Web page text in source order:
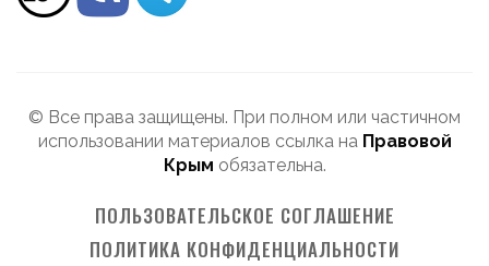
© Все права защищены. При полном или частичном
использовании материалов ссылка на Правовой
Крым обязательна.
ПОЛЬЗОВАТЕЛЬСКОЕ СОГЛАШЕНИЕ
ПОЛИТИКА КОНФИДЕНЦИАЛЬНОСТИ